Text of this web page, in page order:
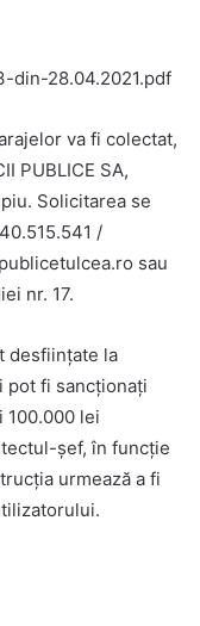
din-28.04.2021.pdf
va fi colectat,
PUBLICE SA,
Solicitarea se
/
sau
nr. 17.
desființate la
pot fi sancționați
100.000 lei
șef, în funcție
urmează a fi